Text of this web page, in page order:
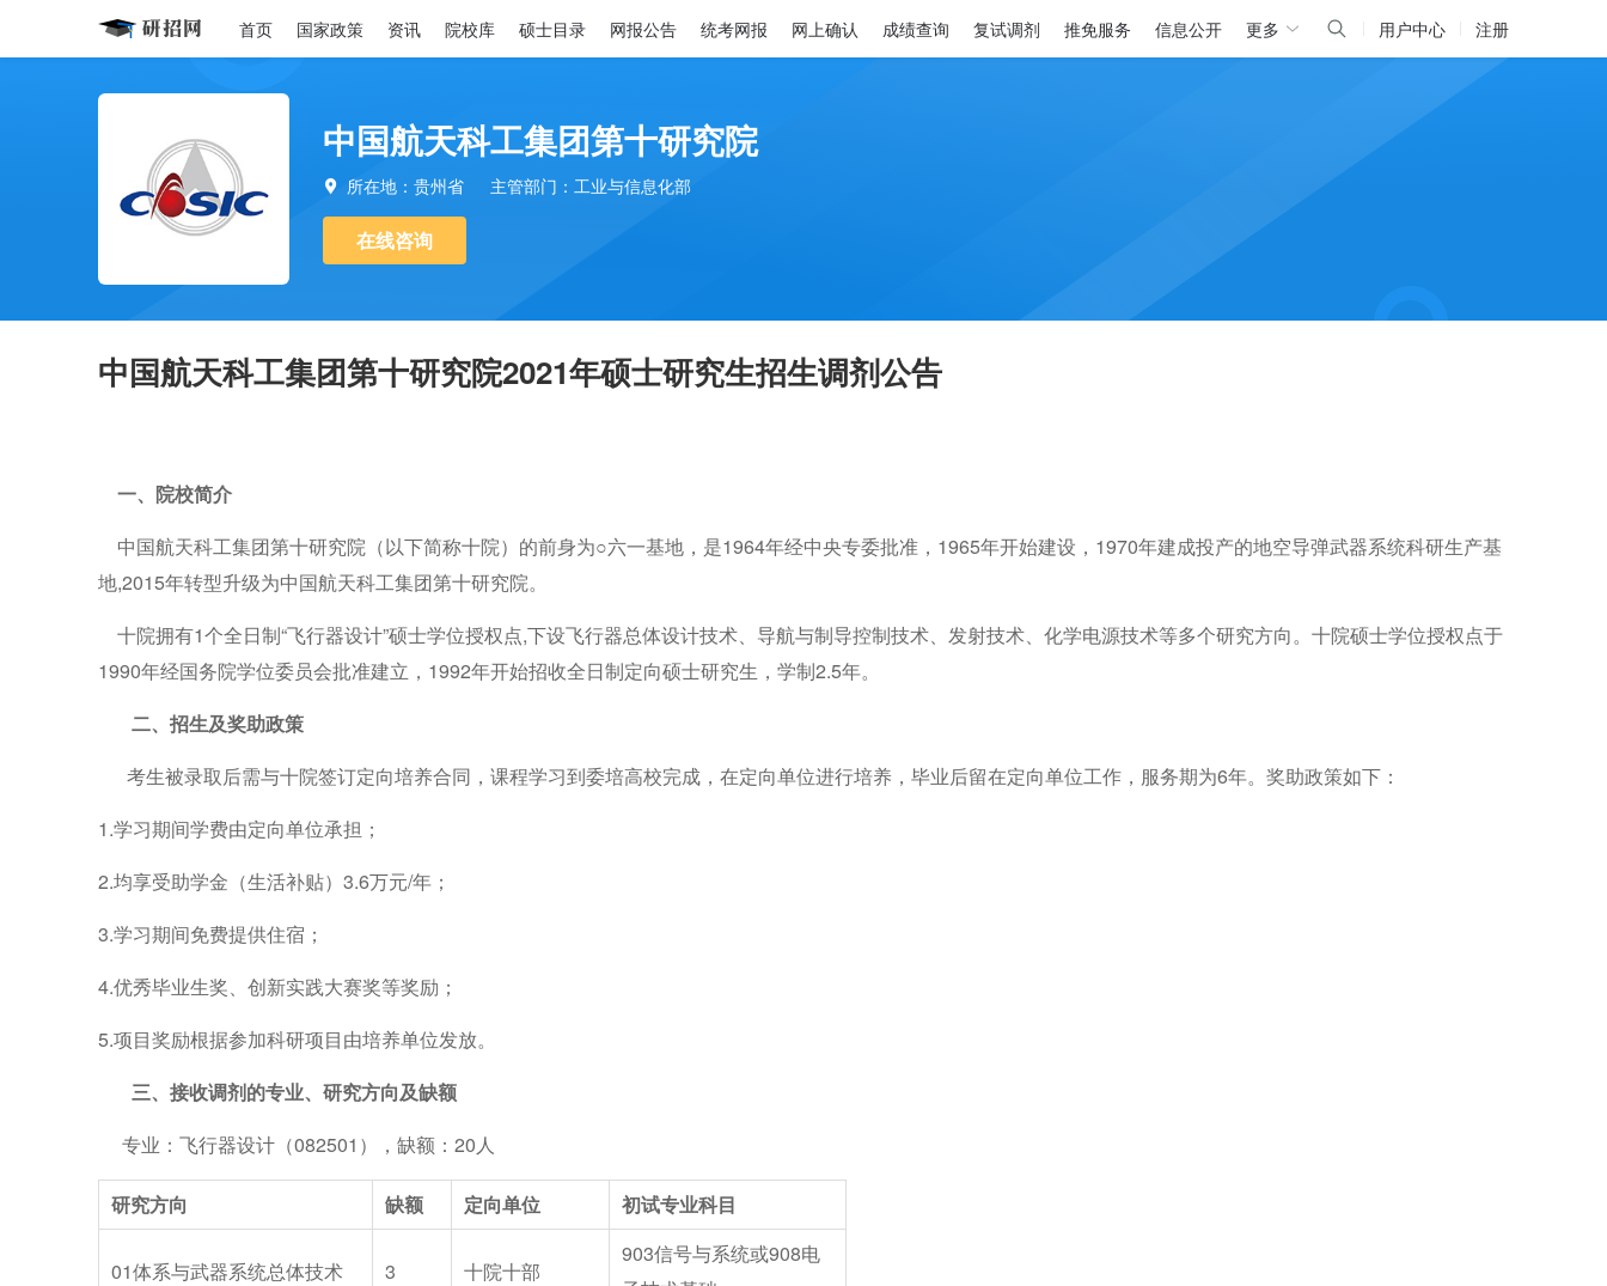
首页 国家政策 资讯 院校库 硕士目录 网报公告 统考网报 网上确认 成绩查询 复试调剂 推免服务 信息公开 更多 用户中心 注册
中国航天科工集团第十研究院
 所在地：贵州省 主管部门：工业与信息化部
在线咨询
中国航天科工集团第十研究院2021年硕士研究生招生调剂公告
一、院校简介
中国航天科工集团第十研究院（以下简称十院）的前身为○六一基地，是1964年经中央专委批准，1965年开始建设，1970年建成投产的地空导弹武器系统科研生产基
地,2015年转型升级为中国航天科工集团第十研究院。
十院拥有1个全日制“飞行器设计”硕士学位授权点,下设飞行器总体设计技术、导航与制导控制技术、发射技术、化学电源技术等多个研究方向。十院硕士学位授权点于
1990年经国务院学位委员会批准建立，1992年开始招收全日制定向硕士研究生，学制2.5年。
二、招生及奖助政策
考生被录取后需与十院签订定向培养合同，课程学习到委培高校完成，在定向单位进行培养，毕业后留在定向单位工作，服务期为6年。奖助政策如下：
1.学习期间学费由定向单位承担；
2.均享受助学金（生活补贴）3.6万元/年；
3.学习期间免费提供住宿；
4.优秀毕业生奖、创新实践大赛奖等奖励；
5.项目奖励根据参加科研项目由培养单位发放。
三、接收调剂的专业、研究方向及缺额
专业：飞行器设计（082501），缺额：20人
研究方向 缺额 定向单位 初试专业科目
01体系与武器系统总体技术 3 十院十部
903信号与系统或908电